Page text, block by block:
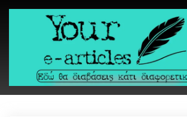
Skip
Your e-articles
Εδώ θα διαβάσεις κάτι διαφορετικό